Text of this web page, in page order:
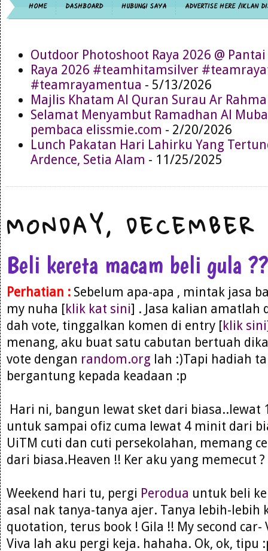
HOME DASHBOARD HUBUNGI SAYA ADVERTISE HERE /IKLAN
Outdoor Photoshoot Raya 2026 @ Pantai
Raya 2026 #teamhitamsilver
#teamrayamentua - 5/13/2026
Majlis Khatam Al Quran Surau Ar
Selamat Menyambut Ramadhan Al
pembaca elissmie.com - 2/20/2026
Lunch Pakatan Hari Lahirku Yang
Ardence, Setia Alam - 11/25/2025
MONDAY,
Beli kereta macam beli gula
Perhatian : Sebelum apa-apa , mintak jasa
my nuha [ klik kat sini] . Jasa kalian amatlah
dah vote, tinggalkan komen di entry [ klik
menang, aku buat satu cabutan bertuah
vote dengan random.org lah :)Tapi hadiah
bergantung kepada keadaan :p
Hari ni, bangun lewat sket dari
untuk sampai ofiz cuma lewat 4 minit dari
UiTM cuti dan cuti persekolahan, memang
dari biasa.Heaven !! Ker aku yang memecut ?
Weekend hari tu, pergi Perodua untuk beli
asal nak tanya-tanya ajer. Tanya lebih-lebih
quotation, terus book ! Gila !! My second car-
Viva lah aku pergi keja. hahaha. Ok, ok, tipu